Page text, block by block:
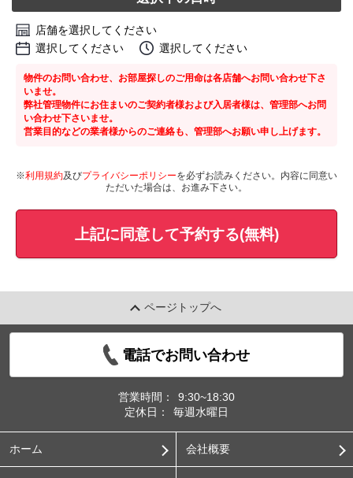
店舗を選択してください
選択してください
選択してください
物件のお問い合わせ、お部屋探しのご用命は各店舗へお問い合わせ下さ
いませ。
弊社管理物件にお住まいのご契約者様および入居者様は、管理部へお問
い合わせ下さいませ。
営業目的などの業者様からのご連絡も、管理部へお願い申し上げます。
※利用規約及びプライバシーポリシーを必ずお読みください。内容に同意い
ただいた場合は、お進み下さい。
上記に同意して予約する(無料)
ページトップへ
電話でお問い合わせ
営業時間：
9:30~18:30
定休日：
毎週水曜日
ホーム 会社概要